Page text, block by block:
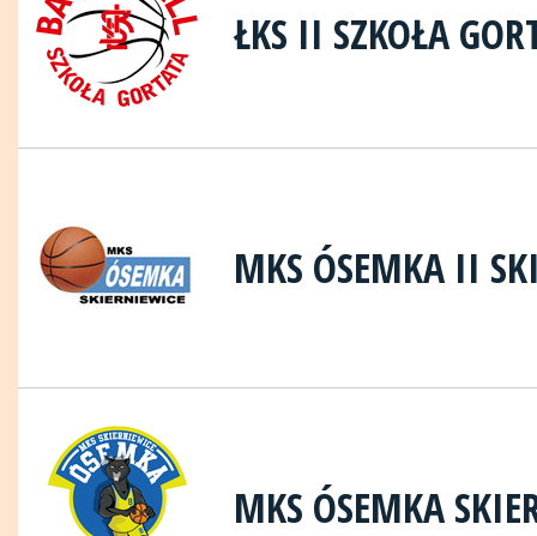
ŁKS II SZKOŁA
MKS ÓSEMKA II
MKS ÓSEMKA